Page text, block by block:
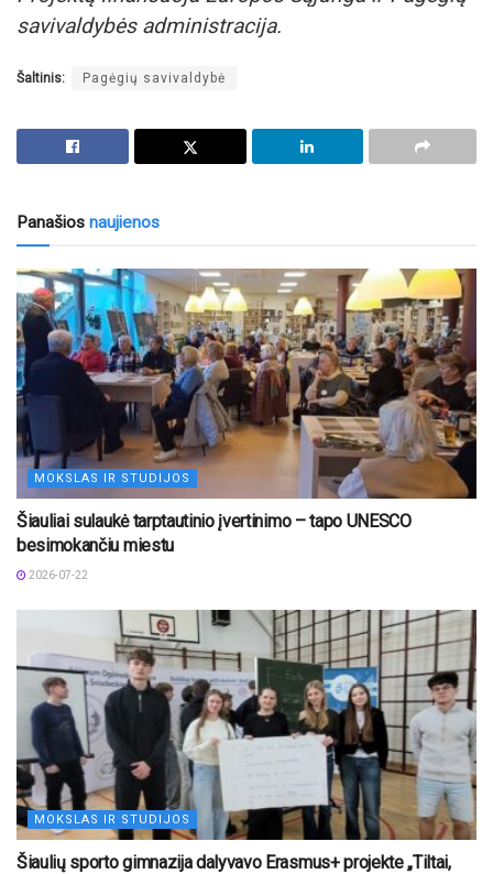
savivaldybės administracija.
Šaltinis: Pagėgių savivaldybė
Panašios naujienos
MOKSLAS IR STUDIJOS
Šiauliai sulaukė tarptautinio įvertinimo – tapo UNESCO
besimokančiu miestu
2026-07-22
MOKSLAS IR STUDIJOS
Šiaulių sporto gimnazija dalyvavo Erasmus+ projekte „Tiltai,